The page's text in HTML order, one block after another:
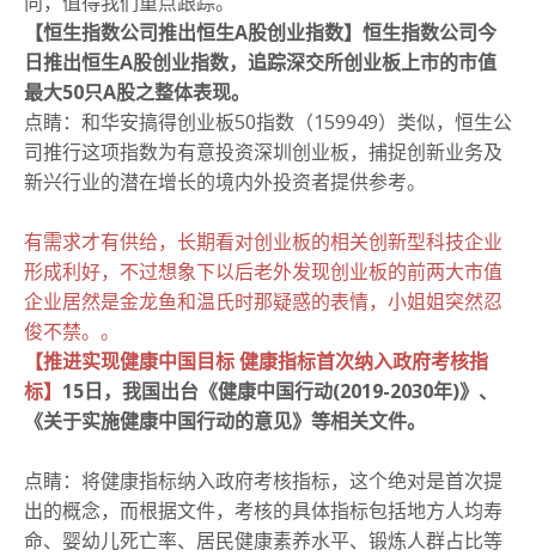
【恒生指数公司推出恒生A股创业指数】恒生指数公司今
日推出恒生A股创业指数，追踪深交所创业板上市的市值
最大50只A股之整体表现。
点睛： 和华安搞得创业板50指数（159949）类似，恒生公
司推行这项指数为有意投资深圳创业板，捕捉创新业务及
新兴行业的潜在增长的境内外投资者提供参考。
有需求才有供给，长期看对创业板的相关创新型科技企业
形成利好，不过想象下以后老外发现创业板的前两大市值
企业居然是金龙鱼和温氏时那疑惑的表情，小姐姐突然忍
俊不禁。。
【推进实现健康中国目标 健康指标首次纳入政府考核指
标】 15日，我国出台《健康中国行动(2019-2030年)》、
《关于实施健康中国行动的意见》等相关文件。
点睛： 将健康指标纳入政府考核指标，这个绝对是首次提
出的概念，而根据文件，考核的具体指标包括地方人均寿
命、婴幼儿死亡率、居民健康素养水平、锻炼人群占比等